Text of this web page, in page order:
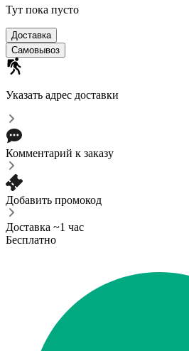
Тут пока пусто
Доставка
Самовывоз
Указать адрес доставки
Комментарий к заказу
Добавить промокод
Доставка ~1 час
Бесплатно